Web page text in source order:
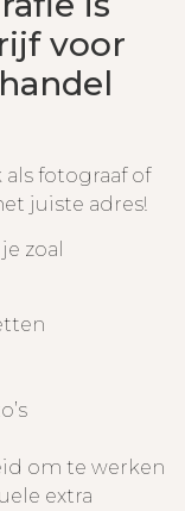
voor
fotograaf of
juiste adres!
zoal
om te werken
extra